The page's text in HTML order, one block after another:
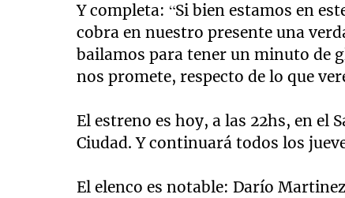
Y completa: “Si bien estamos en
cobra en nuestro presente una
bailamos para tener un minuto de
nos promete, respecto de lo que
El estreno es hoy, a las 22hs, en el
Ciudad. Y continuará todos los
El elenco es notable: Darío